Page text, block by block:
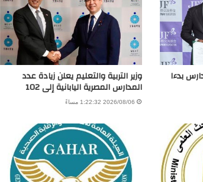
بدءا وزير التربية والتعليم يعلن زيادة عدد
المدارس المصرية اليابانية إلى 102
2026/08/06 1:22:32 مساءً